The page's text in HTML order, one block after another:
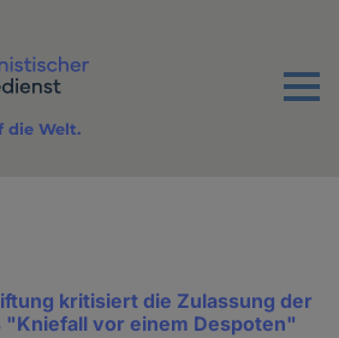
Menu
die Welt.
kritisiert die Zulassung der
vor einem Despoten"